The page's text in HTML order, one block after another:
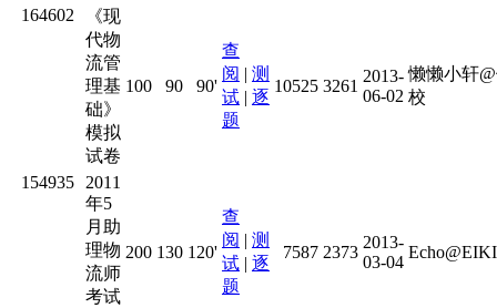
164602
《现
代物
流管
理基
础》
模拟
试卷
100 90 90'
查
阅 | 测
试 | 逐
题
10525 3261
2013-
06-02
懒懒小轩
校
154935
2011
年5
月助
理物
流师
考试
200 130 120'
查
阅 | 测
试 | 逐
题
7587 2373
2013-
03-04